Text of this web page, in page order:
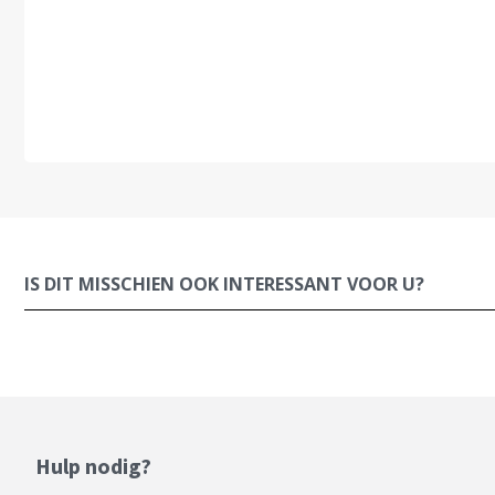
IS DIT MISSCHIEN OOK INTERESSANT VOOR U?
Hulp nodig?